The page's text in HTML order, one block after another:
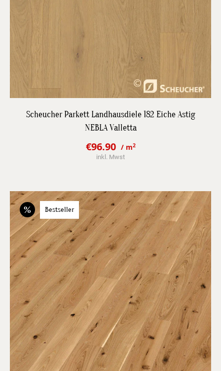
DETAILS
Scheucher Parkett Landhausdiele 182 Eiche Astig
NEBLA Valletta
Original
was:
€112.30.
€96.90
Current
is:
€96.90.
/ m2
inkl. Mwst
Bestseller